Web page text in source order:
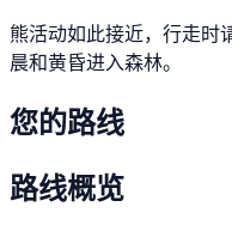
熊活动如此接近，行走时
晨和黄昏进入森林。
您的路线
路线概览